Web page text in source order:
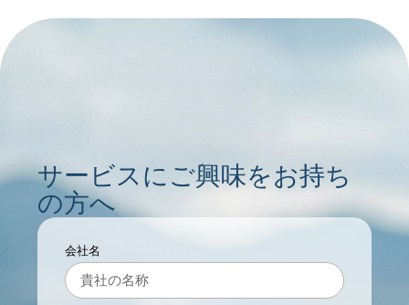
サービスにご興味をお持ち
の方へ
会社名